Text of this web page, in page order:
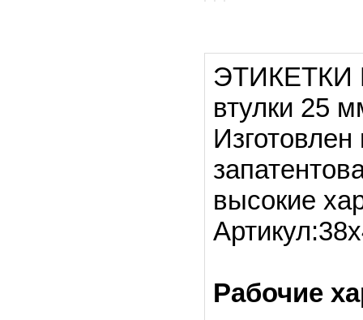
ЭТИКЕТКИ
втулки 25
высокие
Рабочие